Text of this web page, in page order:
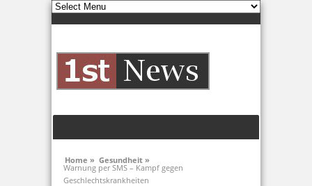
Home » Gesundheit »
Warnung per SMS – Kampf gegen
Geschlechtskrankheiten